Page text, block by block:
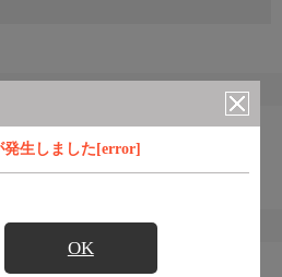
発生しました[error]
OK
番組